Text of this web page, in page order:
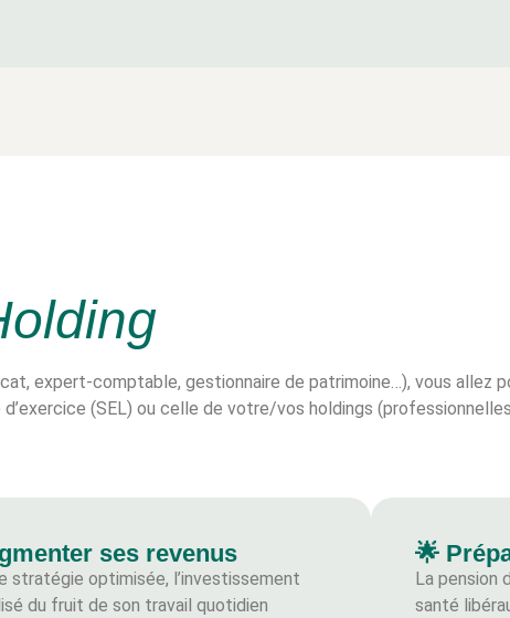
expert-comptable, gestionnaire de patrimoine…), vous allez
(SEL) ou celle de votre/vos holdings
ses revenus
stratégie optimisée, l’investissement
du fruit de son travail quotidien
🌟
La pension
santé